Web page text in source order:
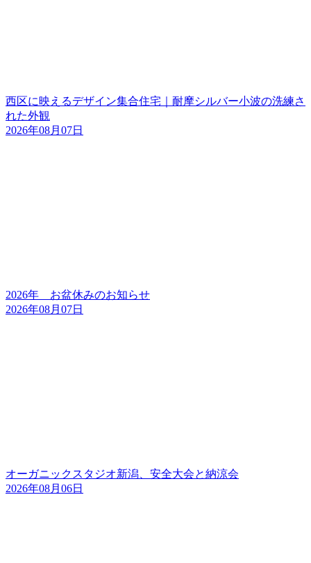
西区に映えるデザイン集合住宅｜耐摩シルバー小波の洗練さ
れた外観
2026年08月07日
2026年 お盆休みのお知らせ
2026年08月07日
オーガニックスタジオ新潟、安全大会と納涼会
2026年08月06日